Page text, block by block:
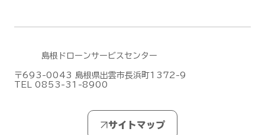
島根ドローンサービスセンター
〒693-0043 島根県出雲市長浜町1372-9
TEL 0853-31-8900